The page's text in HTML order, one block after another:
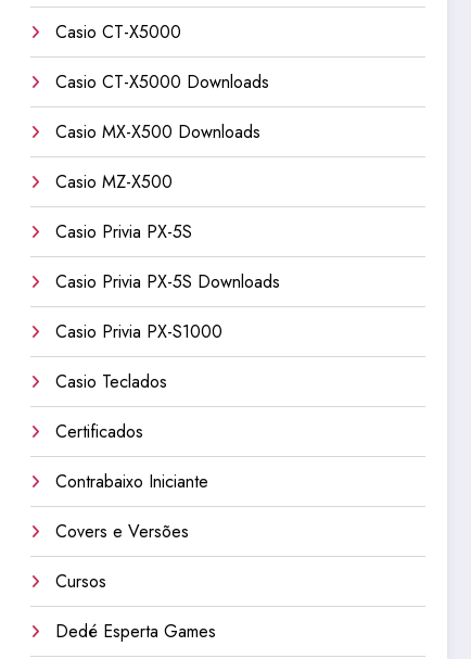
Casio CT-X5000
Casio CT-X5000 Downloads
Casio MX-X500 Downloads
Casio MZ-X500
Casio Privia PX-5S
Casio Privia PX-5S Downloads
Casio Privia PX-S1000
Casio Teclados
Certificados
Contrabaixo Iniciante
Covers e Versões
Cursos
Dedé Esperta Games